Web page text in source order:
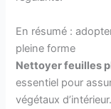
En résumé :
pleine forme
Nettoyer feuilles
essentiel pour
végétaux